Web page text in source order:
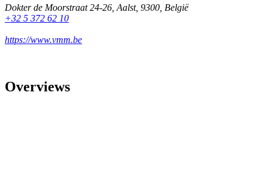
Dokter de Moorstraat 24-26 Aalst, 9300 België
+32 5 372 62 10
https://www.vmm.be
Overviews